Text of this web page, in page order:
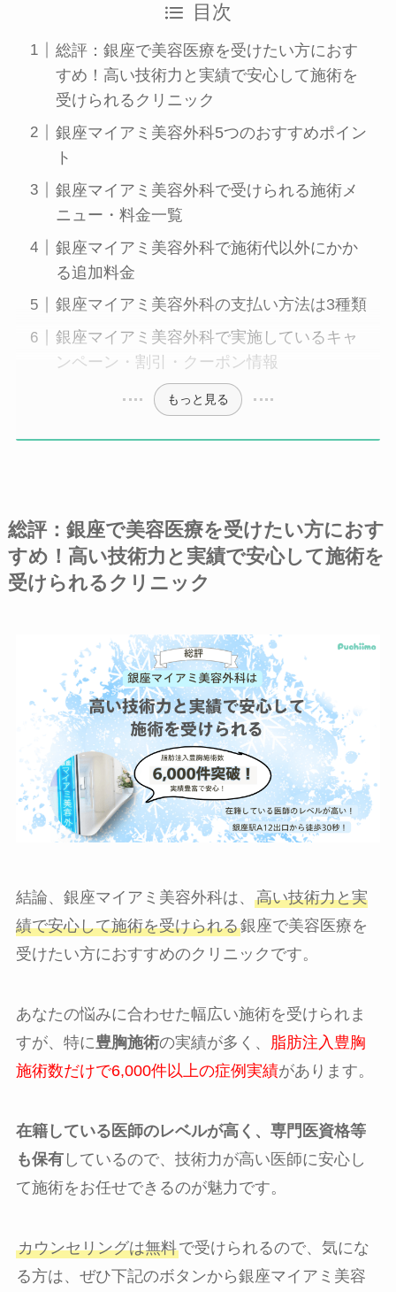
目次
総評：銀座で美容医療を受けたい方におす
すめ！高い技術力と実績で安心して施術を
受けられるクリニック
銀座マイアミ美容外科5つのおすすめポイン
ト
銀座マイアミ美容外科で受けられる施術メ
ニュー・料金一覧
銀座マイアミ美容外科で施術代以外にかか
る追加料金
銀座マイアミ美容外科の支払い方法は3種類
銀座マイアミ美容外科で実施しているキャ
ンペーン・割引・クーポン情報
もっと見る
総評：銀座で美容医療を受けたい方におす
すめ！高い技術力と実績で安心して施術を
受けられるクリニック
結論、銀座マイアミ美容外科は、 高い技術力と実
績で安心して施術を受けられる銀座で美容医療を
受けたい方におすすめのクリニックです。
あなたの悩みに合わせた幅広い施術を受けられま
すが、特に豊胸施術の実績が多く、
脂肪注入豊胸
施術数だけで6,000件以上の症例実績があります。
在籍している医師のレベルが高く、専門医資格等
も保有しているので、技術力が高い医師に安心し
て施術をお任せできるのが魅力です。
カウンセリングは無料で受けられるので、気にな
る方は、ぜひ下記のボタンから銀座マイアミ美容